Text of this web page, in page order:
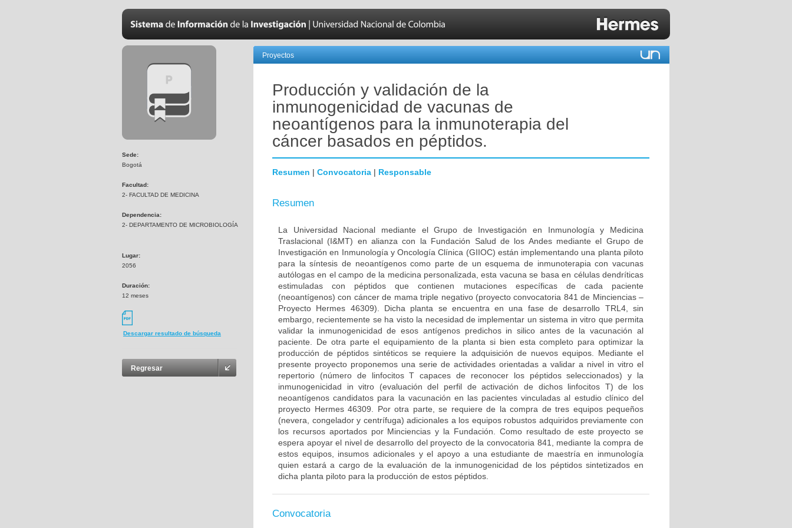
Sede:
Bogotá
Facultad:
2- FACULTAD DE MEDICINA
Dependencia:
2- DEPARTAMENTO DE MICROBIOLOGÍA
Lugar:
2056
Duración:
12 meses
Descargar resultado de búsqueda
Regresar
Proyectos
Producción y validación de la
inmunogenicidad de vacunas de
neoantígenos para la inmunoterapia del
cáncer basados en péptidos.
Resumen | Convocatoria | Responsable
Resumen
La Universidad Nacional mediante el Grupo de Investigación en Inmunología y Medicina
Traslacional (I&MT) en alianza con la Fundación Salud de los Andes mediante el Grupo de
Investigación en Inmunología y Oncología Clínica (GIIOC) están implementando una planta piloto
para la síntesis de neoantígenos como parte de un esquema de inmunoterapia con vacunas
autólogas en el campo de la medicina personalizada, esta vacuna se basa en células dendríticas
estimuladas con péptidos que contienen mutaciones específicas de cada paciente
(neoantígenos) con cáncer de mama triple negativo (proyecto convocatoria 841 de Minciencias –
Proyecto Hermes 46309). Dicha planta se encuentra en una fase de desarrollo TRL4, sin
embargo, recientemente se ha visto la necesidad de implementar un sistema in vitro que permita
validar la inmunogenicidad de esos antígenos predichos in silico antes de la vacunación al
paciente. De otra parte el equipamiento de la planta si bien esta completo para optimizar la
producción de péptidos sintéticos se requiere la adquisición de nuevos equipos. Mediante el
presente proyecto proponemos una serie de actividades orientadas a validar a nivel in vitro el
repertorio (número de linfocitos T capaces de reconocer los péptidos seleccionados) y la
inmunogenicidad in vitro (evaluación del perfil de activación de dichos linfocitos T) de los
neoantígenos candidatos para la vacunación en las pacientes vinculadas al estudio clínico del
proyecto Hermes 46309. Por otra parte, se requiere de la compra de tres equipos pequeños
(nevera, congelador y centrífuga) adicionales a los equipos robustos adquiridos previamente con
los recursos aportados por Minciencias y la Fundación. Como resultado de este proyecto se
espera apoyar el nivel de desarrollo del proyecto de la convocatoria 841, mediante la compra de
estos equipos, insumos adicionales y el apoyo a una estudiante de maestría en inmunología
quien estará a cargo de la evaluación de la inmunogenicidad de los péptidos sintetizados en
dicha planta piloto para la producción de estos péptidos.
Convocatoria